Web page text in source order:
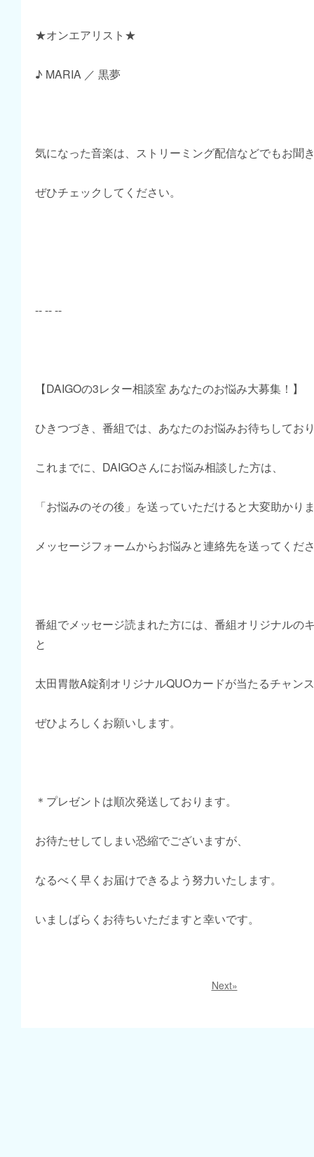
★オンエアリスト★
♪ MARIA ／ 黒夢
気になった音楽は、ストリーミング配信などでもお聞
ぜひチェックしてください。
-- -- --
【DAIGOの3レター相談室 あなたのお悩み大募集！】
ひきつづき、番組では、あなたのお悩みお待ちしてお
これまでに、DAIGOさんにお悩み相談した方は、
「お悩みのその後」を送っていただけると大変助かり
メッセージフォームからお悩みと連絡先を送ってくだ
番組でメッセージ読まれた方には、番組オリジナルの
と
太田胃散A錠剤オリジナルQUOカードが当たるチャン
ぜひよろしくお願いします。
＊プレゼントは順次発送しております。
お待たせしてしまい恐縮でございますが、
なるべく早くお届けできるよう努力いたします。
いましばらくお待ちいただますと幸いです。
Next»